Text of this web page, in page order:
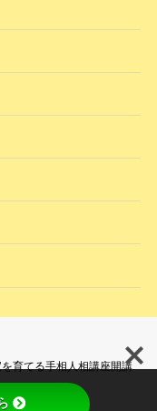
育てる手相人相講座開講.